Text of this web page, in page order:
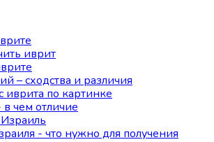
иврит
– сходства и различия
иврита по картинке
чем отличие
- что нужно для получения